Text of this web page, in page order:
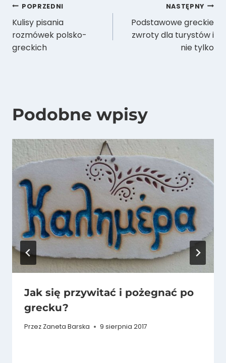
Nawigacja
wpisu
POPRZEDNI
Kulisy pisania
rozmówek polsko-
greckich
NASTĘPNY
Podstawowe greckie
zwroty dla turystów i
nie tylko
Podobne wpisy
Jak się przywitać i pożegnać po
grecku?
Przez Zaneta Barska 9 sierpnia 2017